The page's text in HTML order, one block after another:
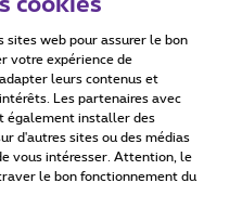
Accessibility statement
sites web pour assurer le bon
votre expérience de
leurs contenus et
Les partenaires avec
également installer des
d'autres sites ou des médias
vous intéresser. Attention, le
le bon fonctionnement du